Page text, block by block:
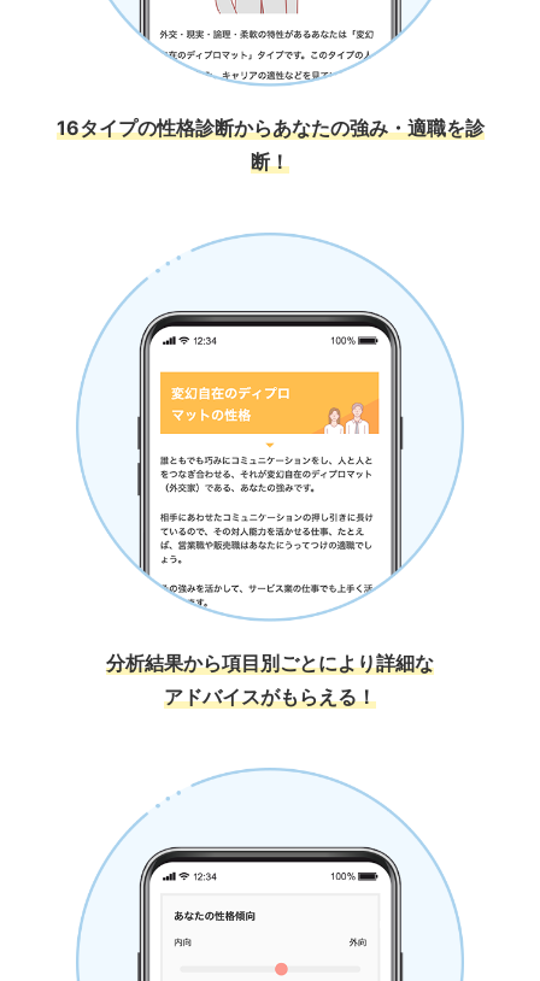
16タイプの性格診断からあなたの強み・適職を診
断！
分析結果から項目別ごとにより詳細な
アドバイスがもらえる！